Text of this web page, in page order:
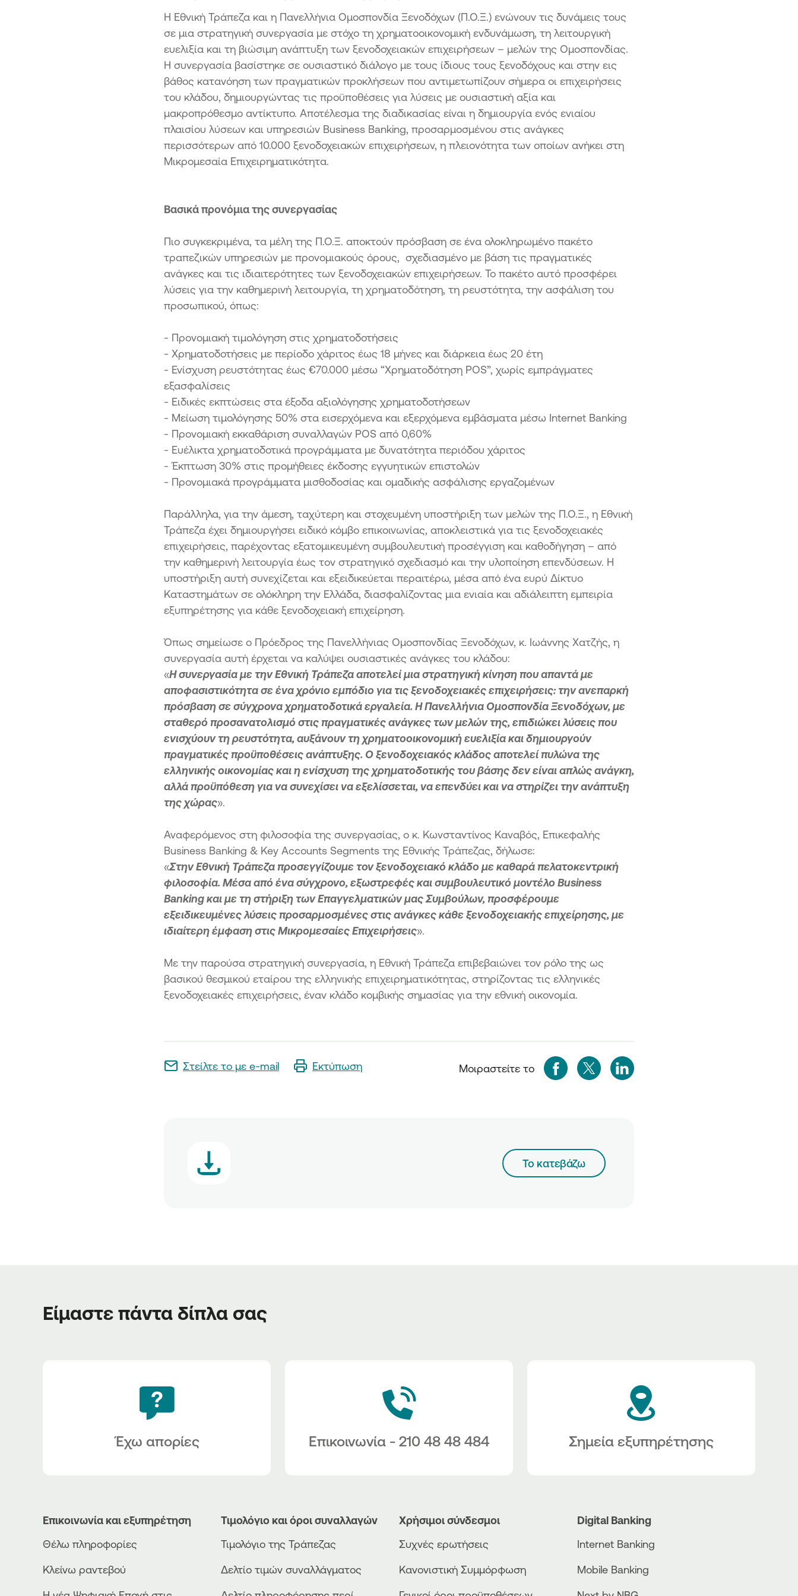
Η Εθνική Τράπεζα και η Πανελλήνια Ομοσπονδία Ξενοδόχων (Π.Ο.Ξ.) ενώνουν τις δυνάμεις τους
σε μια στρατηγική συνεργασία με στόχο τη χρηματοοικονομική ενδυνάμωση, τη λειτουργική
ευελιξία και τη βιώσιμη ανάπτυξη των ξενοδοχειακών επιχειρήσεων – μελών της Ομοσπονδίας.
Η συνεργασία βασίστηκε σε ουσιαστικό διάλογο με τους ίδιους τους ξενοδόχους και στην εις
βάθος κατανόηση των πραγματικών προκλήσεων που αντιμετωπίζουν σήμερα οι επιχειρήσεις
του κλάδου, δημιουργώντας τις προϋποθέσεις για λύσεις με ουσιαστική αξία και
μακροπρόθεσμο αντίκτυπο. Αποτέλεσμα της διαδικασίας είναι η δημιουργία ενός ενιαίου
πλαισίου λύσεων και υπηρεσιών Business Banking, προσαρμοσμένου στις ανάγκες
περισσότερων από 10.000 ξενοδοχειακών επιχειρήσεων, η πλειονότητα των οποίων ανήκει στη
Μικρομεσαία Επιχειρηματικότητα.
Βασικά προνόμια της συνεργασίας
Πιο συγκεκριμένα, τα μέλη της Π.Ο.Ξ. αποκτούν πρόσβαση σε ένα ολοκληρωμένο πακέτο
τραπεζικών υπηρεσιών με προνομιακούς όρους, σχεδιασμένο με βάση τις πραγματικές
ανάγκες και τις ιδιαιτερότητες των ξενοδοχειακών επιχειρήσεων. Το πακέτο αυτό προσφέρει
λύσεις για την καθημερινή λειτουργία, τη χρηματοδότηση, τη ρευστότητα, την ασφάλιση του
προσωπικού, όπως:
- Προνομιακή τιμολόγηση στις χρηματοδοτήσεις
- Χρηματοδοτήσεις με περίοδο χάριτος έως 18 μήνες και διάρκεια έως 20 έτη
- Ενίσχυση ρευστότητας έως €70.000 μέσω “Χρηματοδότηση POS”, χωρίς εμπράγματες
εξασφαλίσεις
- Ειδικές εκπτώσεις στα έξοδα αξιολόγησης χρηματοδοτήσεων
- Μείωση τιμολόγησης 50% στα εισερχόμενα και εξερχόμενα εμβάσματα μέσω Internet Banking
- Προνομιακή εκκαθάριση συναλλαγών POS από 0,60%
- Ευέλικτα χρηματοδοτικά προγράμματα με δυνατότητα περιόδου χάριτος
-Έκπτωση 30% στις προμήθειες έκδοσης εγγυητικών επιστολών
- Προνομιακά προγράμματα μισθοδοσίας και ομαδικής ασφάλισης εργαζομένων
Παράλληλα, για την άμεση, ταχύτερη και στοχευμένη υποστήριξη των μελών της Π.Ο.Ξ., η Εθνική
Τράπεζα έχει δημιουργήσει ειδικό κόμβο επικοινωνίας, αποκλειστικά για τις ξενοδοχειακές
επιχειρήσεις, παρέχοντας εξατομικευμένη συμβουλευτική προσέγγιση και καθοδήγηση – από
την καθημερινή λειτουργία έως τον στρατηγικό σχεδιασμό και την υλοποίηση επενδύσεων. Η
υποστήριξη αυτή συνεχίζεται και εξειδικεύεται περαιτέρω, μέσα από ένα ευρύ Δίκτυο
Καταστημάτων σε ολόκληρη την Ελλάδα, διασφαλίζοντας μια ενιαία και αδιάλειπτη εμπειρία
εξυπηρέτησης για κάθε ξενοδοχειακή επιχείρηση.
Όπως σημείωσε ο Πρόεδρος της Πανελλήνιας Ομοσπονδίας Ξενοδόχων, κ. Ιωάννης Χατζής, η
συνεργασία αυτή έρχεται να καλύψει ουσιαστικές ανάγκες του κλάδου:
«Η συνεργασία με την Εθνική Τράπεζα αποτελεί μια στρατηγική κίνηση που απαντά με
αποφασιστικότητα σε ένα χρόνιο εμπόδιο για τις ξενοδοχειακές επιχειρήσεις: την ανεπαρκή
πρόσβαση σε σύγχρονα χρηματοδοτικά εργαλεία. Η Πανελλήνια Ομοσπονδία Ξενοδόχων, με
σταθερό προσανατολισμό στις πραγματικές ανάγκες των μελών της, επιδιώκει λύσεις που
ενισχύουν τη ρευστότητα, αυξάνουν τη χρηματοοικονομική ευελιξία και δημιουργούν
πραγματικές προϋποθέσεις ανάπτυξης. Ο ξενοδοχειακός κλάδος αποτελεί πυλώνα της
ελληνικής οικονομίας και η ενίσχυση της χρηματοδοτικής του βάσης δεν είναι απλώς ανάγκη,
αλλά προϋπόθεση για να συνεχίσει να εξελίσσεται, να επενδύει και να στηρίζει την ανάπτυξη
της χώρας».
Αναφερόμενος στη φιλοσοφία της συνεργασίας, ο κ. Κωνσταντίνος Καναβός, Επικεφαλής
Business Banking & Key Accounts Segments της Εθνικής Τράπεζας, δήλωσε:
«Στην Εθνική Τράπεζα προσεγγίζουμε τον ξενοδοχειακό κλάδο με καθαρά πελατοκεντρική
φιλοσοφία. Μέσα από ένα σύγχρονο, εξωστρεφές και συμβουλευτικό μοντέλο Business
Banking και με τη στήριξη των Επαγγελματικών μας Συμβούλων, προσφέρουμε
εξειδικευμένες λύσεις προσαρμοσμένες στις ανάγκες κάθε ξενοδοχειακής επιχείρησης, με
ιδιαίτερη έμφαση στις Μικρομεσαίες Επιχειρήσεις».
Με την παρούσα στρατηγική συνεργασία, η Εθνική Τράπεζα επιβεβαιώνει τον ρόλο της ως
βασικού θεσμικού εταίρου της ελληνικής επιχειρηματικότητας, στηρίζοντας τις ελληνικές
ξενοδοχειακές επιχειρήσεις, έναν κλάδο κομβικής σημασίας για την εθνική οικονομία.
Στείλτε το με e-mail Εκτύπωση Μοιραστείτε το
Το κατεβάζω
Είμαστε πάντα δίπλα σας
Έχω απορίες Επικοινωνία - 210 48 48 484 Σημεία εξυπηρέτησης
Επικοινωνία και εξυπηρέτηση
Θέλω πληροφορίες
Κλείνω ραντεβού
Τιμολόγιο και όροι συναλλαγών
Τιμολόγιο της Τράπεζας
Δελτίο τιμών συναλλάγματος
Χρήσιμοι σύνδεσμοι
Συχνές ερωτήσεις
Κανονιστική Συμμόρφωση
Digital Banking
Internet Banking
Mobile Banking